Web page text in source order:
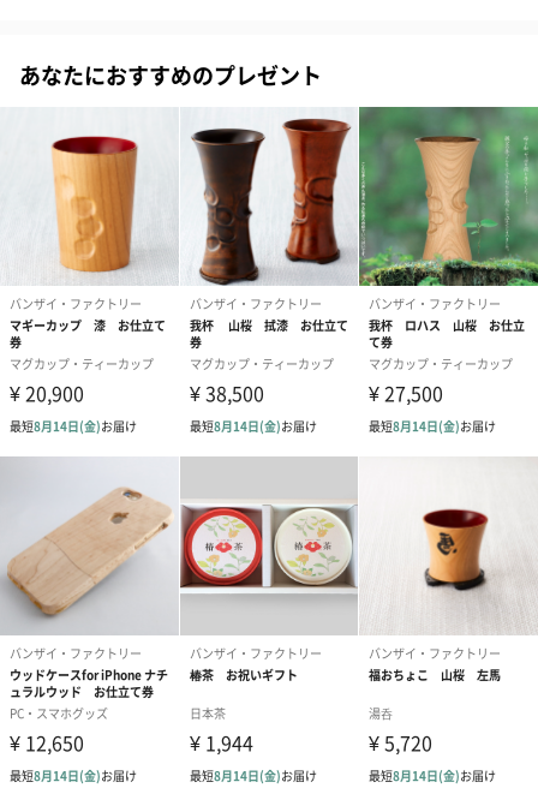
いていました。
そこでこの度、この悩みを解決するために”お仕立券方式”のマギ
ーカップをご用意しました。
生後のご出産祝いにお送りしても、１００カ日記念などに象りが
可能です。
象りされる方のご都合に合わせて、「象りキットカバン」を送付
させていただきます。
今までと違いは、贈り主のお客様は象りのタイミングを確認しな
くても、安心してお贈りいただけるサービスです。
ぜひ、ご活用ください。
美味しさを引き立てる素材
木地は、樹齢８０年前後の岩手北限山桜を使用しています。
高樹齢の木材の木目が美しく映える自然塗装仕上げです。
木材の匂いや、手触り、ルックス、これら全てが自然的です。
まるで、生きていた木を握っているかのようなマギーカップ で
あなたにおすすめのプレゼント